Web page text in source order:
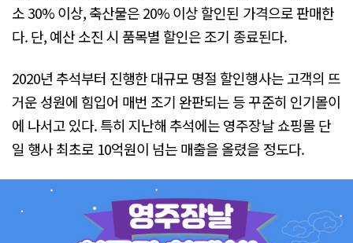
소 30% 이상, 축산물은 20% 이상 할인된 가격으로 판매한
다. 단, 예산 소진 시 품목별 할인은 조기 종료된다.
2020년 추석부터 진행한 대규모 명절 할인행사는 고객의 뜨
거운 성원에 힘입어 매번 조기 완판되는 등 꾸준히 인기몰이
에 나서고 있다. 특히 지난해 추석에는 영주장날 쇼핑몰 단
일 행사 최초로 10억원이 넘는 매출을 올렸을 정도다.